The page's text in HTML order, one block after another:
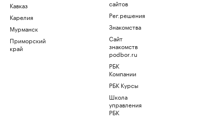
Кавказ
Карелия
Мурманск
Приморский
край
сайтов
Рег.решения
Знакомства
Сайт
знакомств
podbor.ru
РБК
Компании
РБК Курсы
Школа
управления
РБК